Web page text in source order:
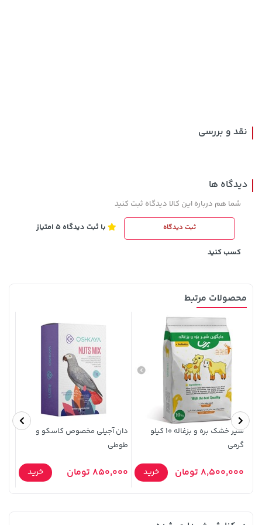
3,879,000 تومان خرید
4,279,000 تومان
296,080,000 تومان
165,900
نقد و بررسی
دیدگاه ها
شما هم درباره این کالا دیدگاه ثبت کنید
ثبت دیدگاه با ثبت دیدگاه 5 امتیاز
کسب کنید
محصولات مرتبط
شیر خشک بره و بزغاله 10 کیلو
گرمی
8,500,000 تومان خرید
دان آجیلی مخصوص کاسکو و
طوطی
850,000 تومان خرید